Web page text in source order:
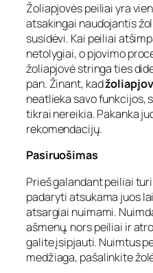
Žoliapjovės peiliai yra
atsakingai naudojantis
susidėvi. Kai peiliai
netolygiai, o pjovimo
žoliapjovė stringa ties
pan. Žinant, kad
neatlieka savo funkcijos,
tikrai nereikia. Pakanka
rekomendacijų.
Pasiruošimas
Prieš galandant peiliai
padaryti atsukama juos
atsargiai nuimami.
ašmenų, nors peiliai ir
galite įsipjauti. Nuimtus
medžiaga, pašalinkite